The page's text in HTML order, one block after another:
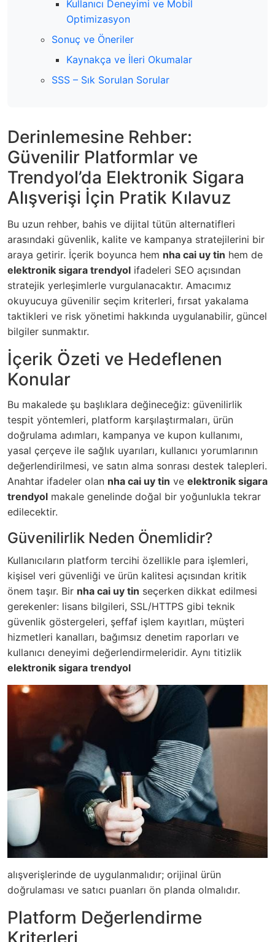
Kullanıcı Deneyimi ve Mobil
Optimizasyon
Sonuç ve Öneriler
Kaynakça ve İleri Okumalar
SSS – Sık Sorulan Sorular
Derinlemesine Rehber:
Güvenilir Platformlar ve
Trendyol’da Elektronik Sigara
Alışverişi İçin Pratik Kılavuz
Bu uzun rehber, bahis ve dijital tütün alternatifleri
arasındaki güvenlik, kalite ve kampanya stratejilerini bir
araya getirir. İçerik boyunca hem nha cai uy tin hem de
elektronik sigara trendyol ifadeleri SEO açısından
stratejik yerleşimlerle vurgulanacaktır. Amacımız
okuyucuya güvenilir seçim kriterleri, fırsat yakalama
taktikleri ve risk yönetimi hakkında uygulanabilir, güncel
bilgiler sunmaktır.
İçerik Özeti ve Hedeflenen
Konular
Bu makalede şu başlıklara değineceğiz: güvenilirlik
tespit yöntemleri, platform karşılaştırmaları, ürün
doğrulama adımları, kampanya ve kupon kullanımı,
yasal çerçeve ile sağlık uyarıları, kullanıcı yorumlarının
değerlendirilmesi, ve satın alma sonrası destek talepleri.
Anahtar ifadeler olan nha cai uy tin ve elektronik sigara
trendyol makale genelinde doğal bir yoğunlukla tekrar
edilecektir.
Güvenilirlik Neden Önemlidir?
Kullanıcıların platform tercihi özellikle para işlemleri,
kişisel veri güvenliği ve ürün kalitesi açısından kritik
önem taşır. Bir nha cai uy tin seçerken dikkat edilmesi
gerekenler: lisans bilgileri, SSL/HTTPS gibi teknik
güvenlik göstergeleri, şeffaf işlem kayıtları, müşteri
hizmetleri kanalları, bağımsız denetim raporları ve
kullanıcı deneyimi değerlendirmeleridir. Aynı titizlik
elektronik sigara trendyol
alışverişlerinde de uygulanmalıdır; orijinal ürün
doğrulaması ve satıcı puanları ön planda olmalıdır.
Platform Değerlendirme